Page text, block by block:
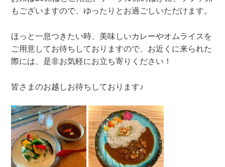
もございますので、ゆったりとお過ごしいただけます。
ほっと一息つきたい時、美味しいカレーやオムライスを
ご用意してお待ちしておりますので、お近くに来られた
際には、是非お気軽にお立ち寄りください！
皆さまのお越しお待ちしております♪